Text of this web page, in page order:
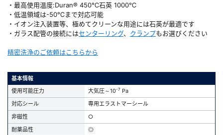
・最高使用温度:Duran® 450℃石英 1000℃
・低温領域は-50℃まで対応可能
・イオン注入装置等、極めてクリーンな用途には石英が最適です
・ガラス配管の接続にはセンターリング、 クランプもお選びください
精密洗浄のご依頼はこちらから
基本情報
使用可能圧力
大気圧～10-7 Pa
対応シール
専用エラストマーシール
非磁性
○
耐薬品性
◎